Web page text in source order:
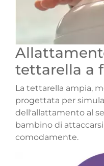
tettarella a
La tettarella ampia,
progettata per
dell'allattamento al
bambino di
comodamente.